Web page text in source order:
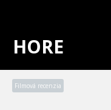
HORE
Filmová recenzia